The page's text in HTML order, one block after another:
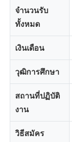
จำนวนรับ
ทั้งหมด
เงินเดือน
วุฒิการศึกษา
สถานที่ปฏิบัติ
งาน
วิธีสมัคร